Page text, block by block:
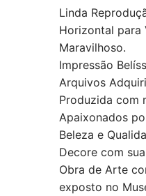
Linda
Horizontal para
Maravilhoso.
Impressão
Arquivos
Produzida com
Apaixonados
Beleza e
Decore com
Obra de Arte
exposto no